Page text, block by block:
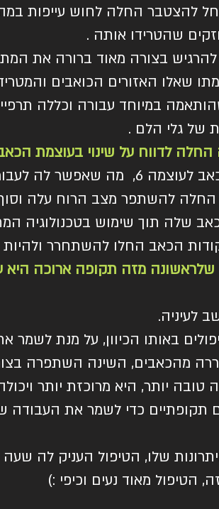
להצטבר החלה לחוש עייפות
שהטרידו אותה .
להרגיש בצורה מאוד ברורה את
שאלו האזורים הכואבים
במיוחד עבורה וכללה
של גלי הלם .
לדווח על שינוי בעוצמת
החלה להשתפר מצב הרוח עלה
שלה תוך שימוש בטכנולוגיה
הכאב החלו להשתחרר ולהיות
שלראשונה מזה תקופה ארוכה היא
לעיניה.
באותו הכיוון, על מנת לשמר
מהכאבים, השינה השתפרה
יותר, היא מרוכזת יותר
תקופתיים כדי לשמר את העבודה
שלו, הטיפול העניק לה
הטיפול מאוד נעים וכיפי :)